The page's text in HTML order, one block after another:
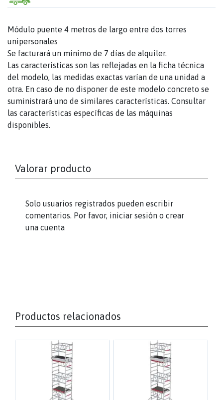
Módulo puente 4 metros de largo entre dos torres
unipersonales
Se facturará un mínimo de 7 días de alquiler.
Las características son las reflejadas en la ficha técnica
del modelo, las medidas exactas varían de una unidad a
otra. En caso de no disponer de este modelo concreto se
suministrará uno de similares características. Consultar
las características específicas de las máquinas
disponibles.
Valorar producto
Solo usuarios registrados pueden escribir
comentarios. Por favor, iniciar sesión o crear
una cuenta
Productos relacionados